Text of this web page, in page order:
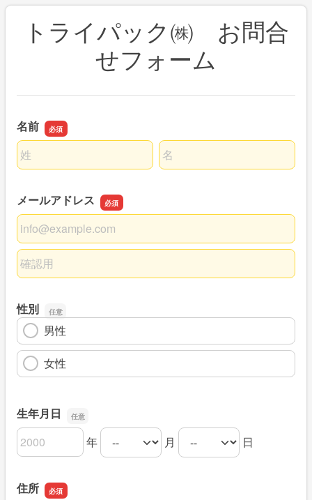
トライパック㈱ お問合
せフォーム
名前
名前の姓
名前の名
メールアドレス
メールアドレス
メールアドレスの確認用
性別
男性
女性
生年月日
生年月日の年 年
生年月日の月 月
生年月日の日 日
住所